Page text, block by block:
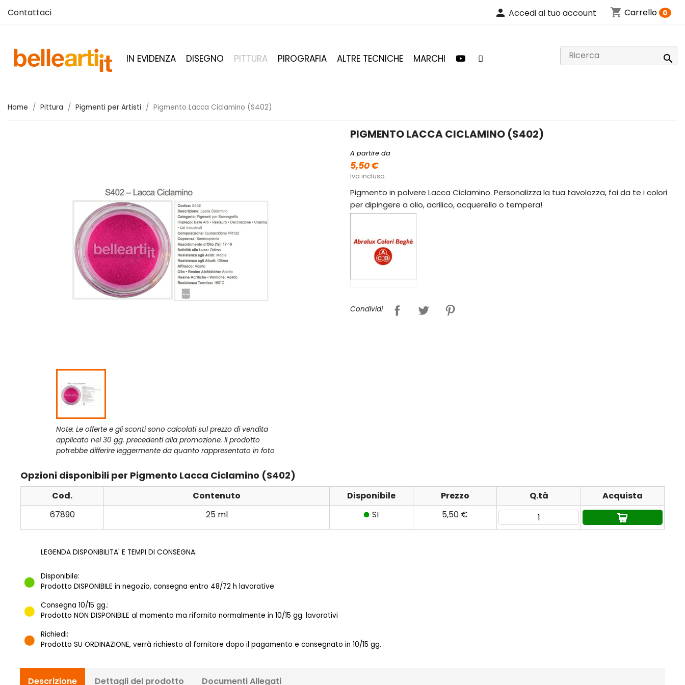
Contattaci person Accedi al tuo account shopping_cart Carrello 0
IN EVIDENZA DISEGNO PITTURA PIROGRAFIA ALTRE TECNICHE MARCHI 
Home Pittura Pigmenti per Artisti Pigmento Lacca Ciclamino (S402)
Note: Le offerte e gli sconti sono calcolati sul prezzo di vendita
applicato nei 30 gg. precedenti alla promozione. Il prodotto
potrebbe differire leggermente da quanto rappresentato in foto
PIGMENTO LACCA CICLAMINO (S402)
A partire da
5,50 €
Iva inclusa
Pigmento in polvere Lacca Ciclamino. Personalizza la tua tavolozza, fai da te i colori
per dipingere a olio, acrilico, acquerello o tempera!
Condividi
Opzioni disponibili per Pigmento Lacca Ciclamino (S402)
Cod. Contenuto Disponibile Prezzo Q.tà
Acquista
67890
25 ml SI 5,50 €
LEGENDA DISPONIBILITA' E TEMPI DI CONSEGNA:
Disponibile:
Prodotto DISPONIBILE in negozio, consegna entro 48/72 h lavorative
Consegna 10/15 gg.:
Prodotto NON DISPONIBILE al momento ma rifornito normalmente in 10/15 gg. lavorativi
Richiedi:
Prodotto SU ORDINAZIONE, verrà richiesto al fornitore dopo il pagamento e consegnato in 10/15 gg.
Descrizione Dettagli del prodotto Documenti Allegati